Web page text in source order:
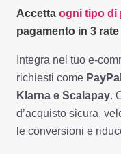
Accetta ogni tipo di
pagamento in 3 rate
Integra nel tuo e-
richiesti come
Klarna e Scalapay.
d’acquisto sicura,
le conversioni e